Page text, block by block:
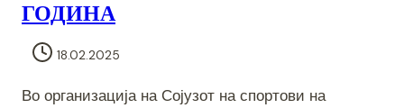
ГОДИНА
18.02.2025
Во организација на Сојузот на спортови на